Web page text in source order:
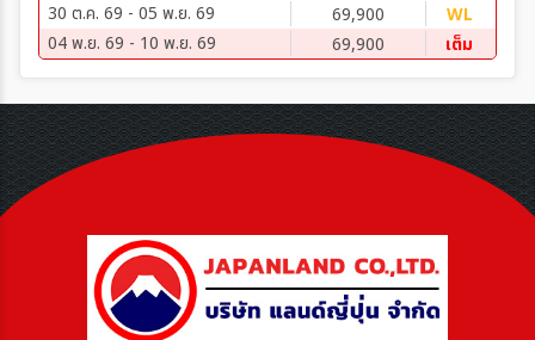
30 ต.ค. 69 - 05 พ.ย. 69
69,900
WL
04 พ.ย. 69 - 10 พ.ย. 69
69,900 เต็ม